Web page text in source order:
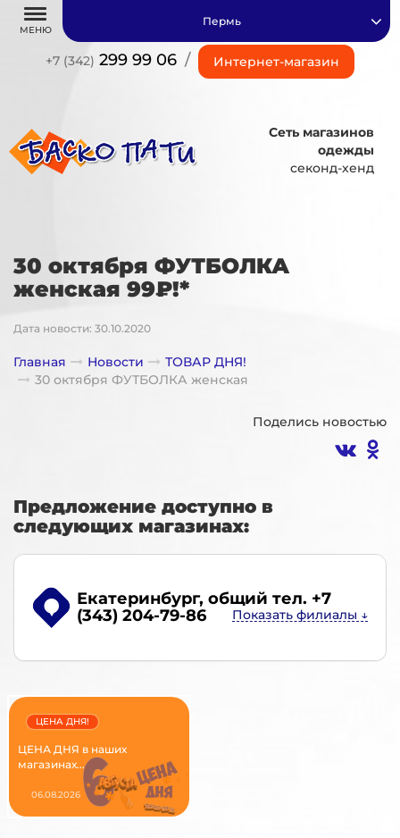
МЕНЮ
+7 (342) 299 99 06 / Интернет-магазин
Пермь
Сеть магазинов
одежды
секонд-хенд
30 октября ФУТБОЛКА
женская 99₽!*
Дата новости: 30.10.2020
Главная Новости
ТОВАР ДНЯ!
30 октября ФУТБОЛКА женская
Поделись новостью
Предложение доступно в
следующих магазинах:
Екатеринбург, общий тел. +7
(343) 204-79-86
ЦЕНА ДНЯ в наших
магазинах...
ЦЕНА ДНЯ!
06.08.2026